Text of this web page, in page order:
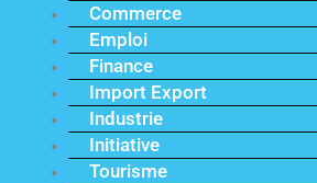
Commerce
Emploi
Finance
Import Export
Industrie
Initiative
Tourisme